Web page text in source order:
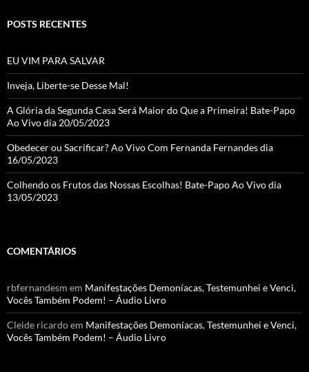
el
POSTS RECENTES
EU VIM PARA SALVAR
Inveja, Liberte-se Desse Mal!
A Glória da Segunda Casa Será Maior do Que a Primeira! Bate-Papo
Ao Vivo dia 20/05/2023
Obedecer ou Sacrificar? Ao Vivo Com Fernanda Fernandes dia
16/05/2023
Colhendo os Frutos das Nossas Escolhas! Bate-Papo Ao Vivo dia
13/05/2023
COMENTÁRIOS
rbfernandesm em Manifestações Demoníacas, Testemunhei e Venci,
Vocês Também Podem! – Áudio Livro
Cleide ricardoem Manifestações Demoníacas, Testemunhei e Venci,
Vocês Também Podem! – Áudio Livro